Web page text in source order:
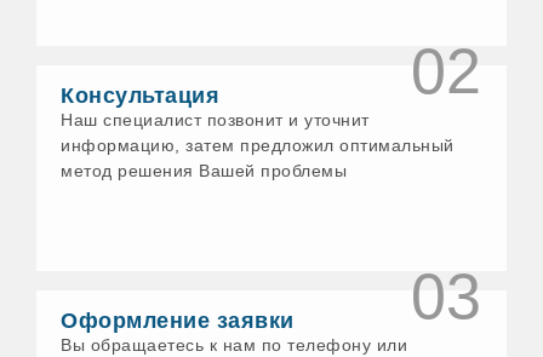
02
Консультация
Наш специалист позвонит и уточнит
информацию, затем предложил оптимальный
метод решения Вашей проблемы
03
Оформление заявки
Вы обращаетесь к нам по телефону или